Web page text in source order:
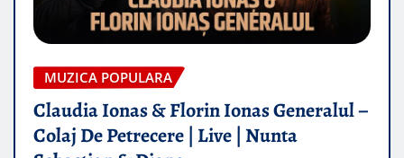
MUZICA POPULARA
Claudia Ionas & Florin Ionas Generalul –
Colaj De Petrecere | Live | Nunta